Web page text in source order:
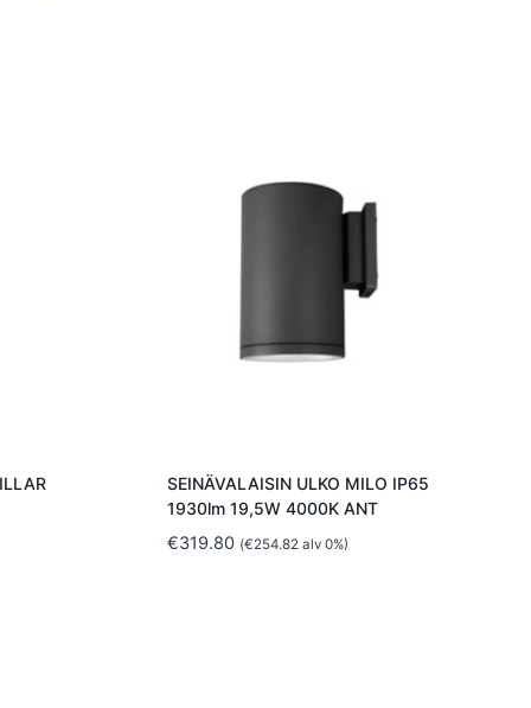
SEINÄVALAISIN ULKO MILO IP65
1930lm 19,5W 4000K ANT
€319.80 (€254.82 alv 0%)